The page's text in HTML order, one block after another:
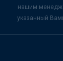
нашим
указанный